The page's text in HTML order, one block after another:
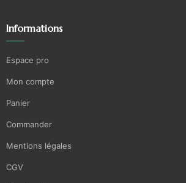
Informations
Espace pro
Mon compte
Panier
Commander
Mentions légales
CGV